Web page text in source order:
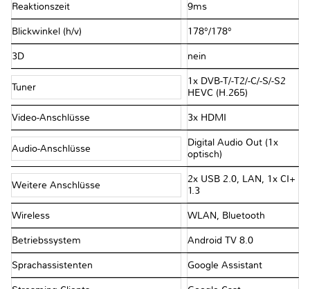
Reaktionszeit 9ms
Blickwinkel (h/v) 178°/​178°
3D nein
Tuner
1x DVB-T/​-T2/​-C/​-S/​-S2
HEVC (H.265)
Video-Anschlüsse 3x HDMI
Audio-Anschlüsse
Digital Audio Out (1x
optisch)
Weitere Anschlüsse
2x USB 2.0, LAN, 1x CI+
1.3
Wireless WLAN, Bluetooth
Betriebssystem Android TV 8.0
Sprachassistenten Google Assistant